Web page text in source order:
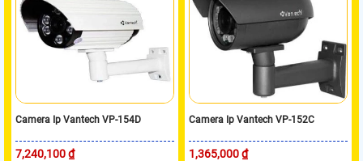
Camera Ip Vantech VP-154D
7,240,100 ₫
Camera Ip Vantech VP-152C
1,365,000 ₫